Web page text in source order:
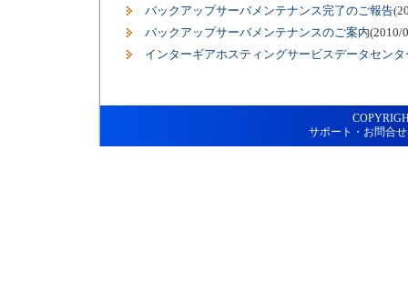
バックアップサーバメンテナンス完了のご報告
バックアップサーバメンテナンスのご案内(2010/
インターギアホスティングサービスデータセン
サポート・お問合